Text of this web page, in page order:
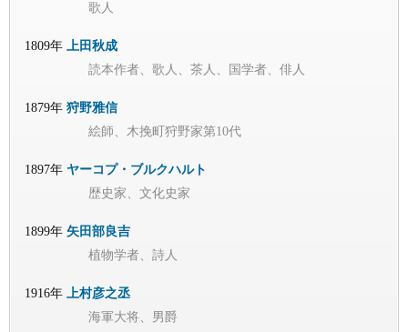
歌人
1809年 上田秋成
読本作者、歌人、茶人、国学者、俳人
1879年 狩野雅信
絵師、木挽町狩野家第10代
1897年 ヤーコプ・ブルクハルト
歴史家、文化史家
1899年 矢田部良吉
植物学者、詩人
1916年 上村彦之丞
海軍大将、男爵